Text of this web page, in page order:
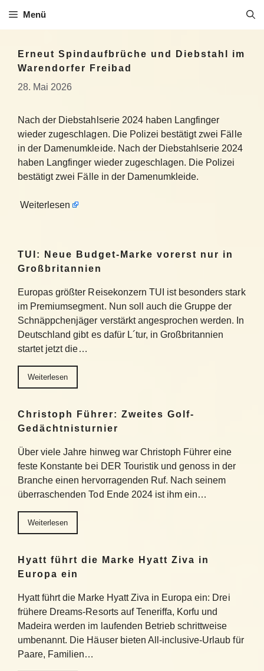
Inhalt
Menü
Erneut Spindaufbrüche und Diebstahl im
Warendorfer Freibad
28. Mai 2026
Nach der Diebstahlserie 2024 haben Langfinger
wieder zugeschlagen. Die Polizei bestätigt zwei Fälle
in der Damenumkleide. Nach der Diebstahlserie 2024
haben Langfinger wieder zugeschlagen. Die Polizei
bestätigt zwei Fälle in der Damenumkleide.
Weiterlesen
TUI: Neue Budget-Marke vorerst nur in
Großbritannien
Europas größter Reisekonzern TUI ist besonders stark
im Premiumsegment. Nun soll auch die Gruppe der
Schnäppchenjäger verstärkt angesprochen werden. In
Deutschland gibt es dafür L´tur, in Großbritannien
startet jetzt die…
Weiterlesen
Christoph Führer: Zweites Golf-
Gedächtnisturnier
Über viele Jahre hinweg war Christoph Führer eine
feste Konstante bei DER Touristik und genoss in der
Branche einen hervorragenden Ruf. Nach seinem
überraschenden Tod Ende 2024 ist ihm ein…
Weiterlesen
Hyatt führt die Marke Hyatt Ziva in
Europa ein
Hyatt führt die Marke Hyatt Ziva in Europa ein: Drei
frühere Dreams-Resorts auf Teneriffa, Korfu und
Madeira werden im laufenden Betrieb schrittweise
umbenannt. Die Häuser bieten All-inclusive-Urlaub für
Paare, Familien…